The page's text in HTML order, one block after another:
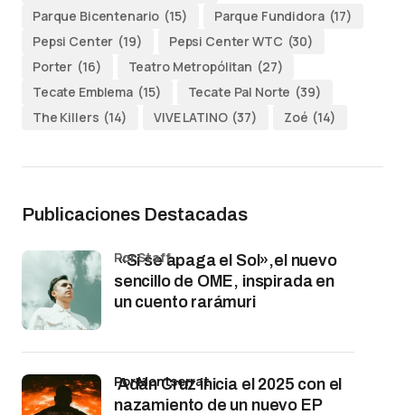
Parque Bicentenario (15) Parque Fundidora (17)
Pepsi Center (19) Pepsi Center WTC (30)
Porter (16) Teatro Metropólitan (27)
Tecate Emblema (15) Tecate Pal Norte (39)
The Killers (14) VIVE LATINO (37) Zoé (14)
Publicaciones Destacadas
«Si se apaga el Sol»,el nuevo
sencillo de OME, inspirada en
un cuento rarámuri
por Staff
Adán Cruz inicia el 2025 con el
nazamiento de un nuevo EP
por Montserrat